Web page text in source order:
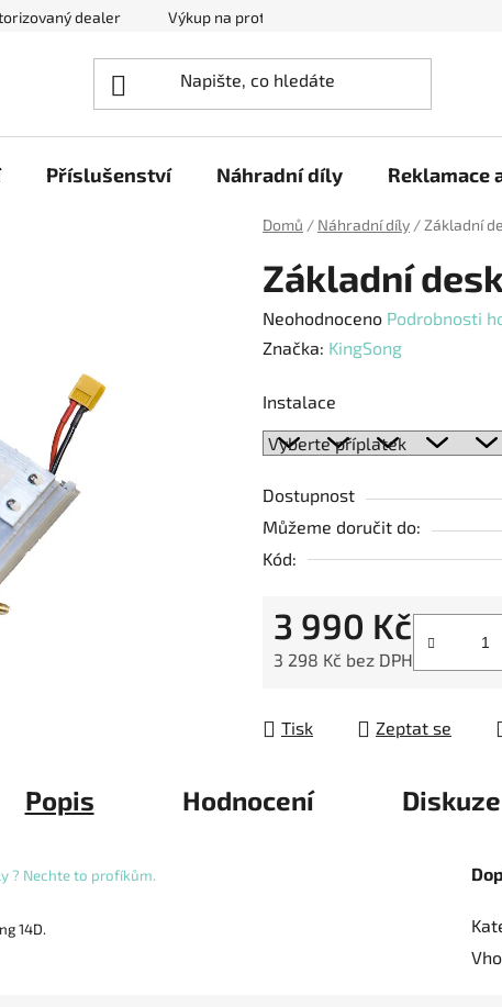
dealer Výkup na protiúčet
Příslušenství Náhradní díly Reklamace
Domů / Náhradní díly / Základní
Základní
Průměrné
hodnocení
je
0,0
5
hvězdiček.
Neohodnoceno Podrobnosti
Značka: KingSong
Instalace
Dostupnost
Můžeme doručit do:
Kód:
3 990 Kč
3 298 Kč bez DPH
Tisk Zeptat se
Popis Hodnocení Diskuze
? Nechte to profíkům.
14D.